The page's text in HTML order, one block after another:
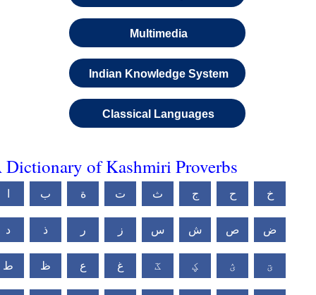
Multimedia
Indian Knowledge System
Classical Languages
Dictionary of Kashmiri Proverbs
ب ة ت ث ج ح خ
د ذ ر ز س ش ص ض
ط ظ ع غ ػ ؼ ؽ ؾ